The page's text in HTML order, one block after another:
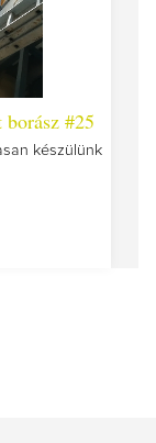
#25
készülünk